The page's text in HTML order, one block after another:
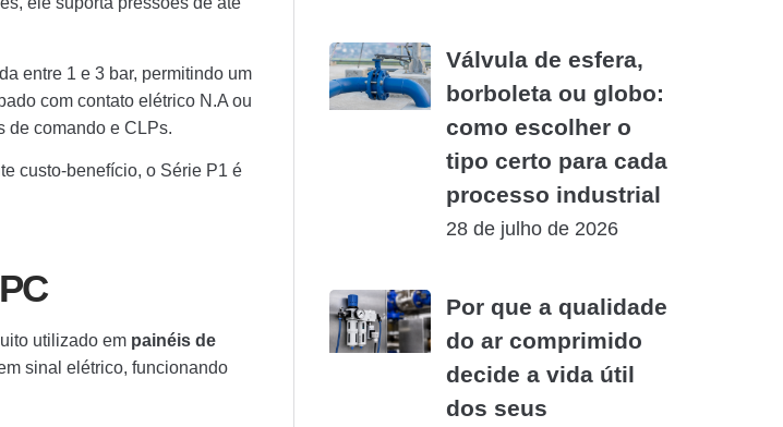
entre 1 e 3 bar, permitindo um
com contato elétrico N.A ou
de comando e CLPs.
custo-benefício, o Série P1 é
utilizado em painéis de
sinal elétrico, funcionando
Válvula de esfera,
borboleta ou globo:
como escolher o
tipo certo para cada
processo industrial
28 de julho de 2026
Por que a qualidade
do ar comprimido
decide a vida útil
dos seus